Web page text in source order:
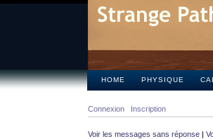
HOME PHYSIQUE
Connexion Inscription
Voir les messages sans réponse |